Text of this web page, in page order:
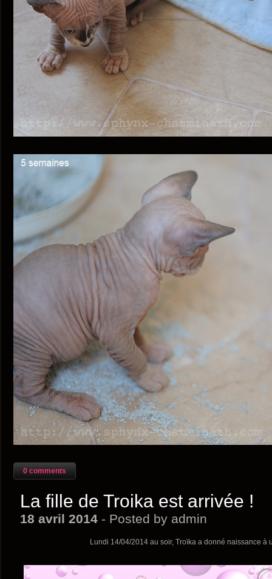
0 comments
La fille de Troika est arrivée !
18 avril 2014- Posted by admin
Lundi 14/04/2014 au soir, Troïka a donné naissance à